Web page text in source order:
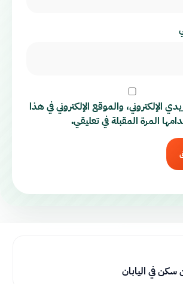
الإلكتروني، والموقع الإلكتروني في هذا
المرة المقبلة في تعليقي.
في اليابان